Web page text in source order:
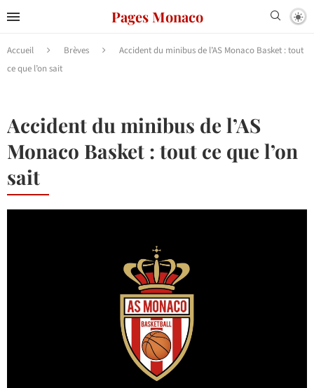
Pages Monaco
Accueil Brèves
Accident du minibus de l’AS Monaco Basket : tout
ce que l’on sait
Accident du minibus de l’AS
Monaco Basket : tout ce que l’on
sait